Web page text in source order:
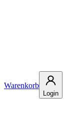
Warenkorb
Login